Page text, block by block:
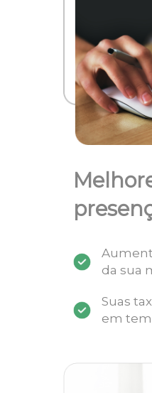
da sua
Suas
em